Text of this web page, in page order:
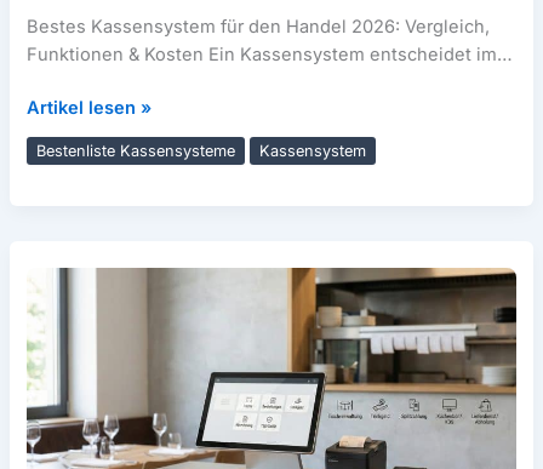
Bestes Kassensystem für den Handel 2026: Vergleich,
Funktionen & Kosten Ein Kassensystem entscheidet im
Bestes
Kassensystem
für
Vergleich
&
Kosten
Artikel lesen »
Bestenliste Kassensysteme Kassensystem